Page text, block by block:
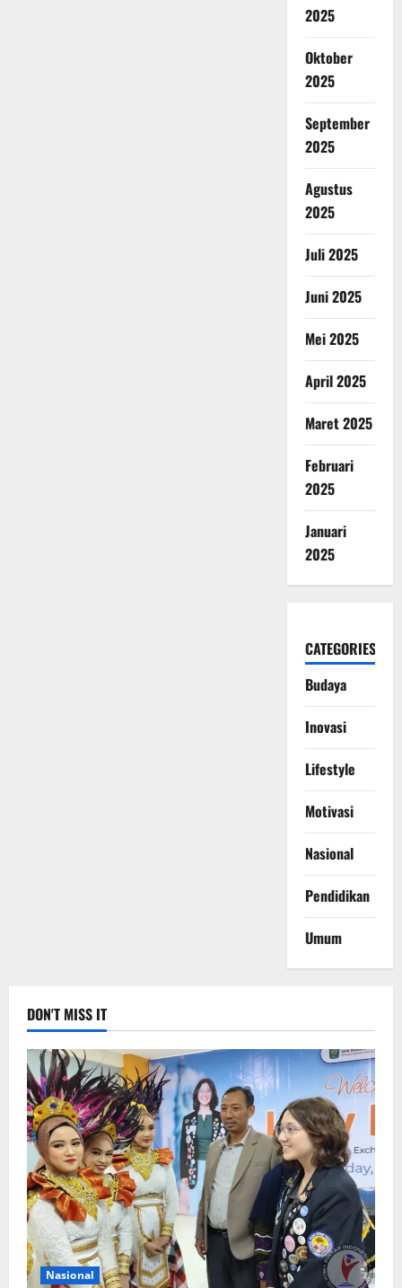
2025
Oktober
2025
September
2025
Agustus
2025
Juli 2025
Juni 2025
Mei 2025
April 2025
Maret 2025
Februari
2025
Januari
2025
CATEGORIES
Budaya
Inovasi
Lifestyle
Motivasi
Nasional
Pendidikan
Umum
DON'T MISS IT
Nasional